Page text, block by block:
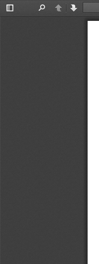
Toggle
PreviousNext